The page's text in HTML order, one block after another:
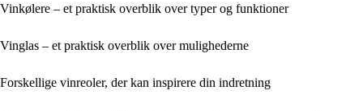
Vinkølere – et praktisk overblik over typer og funktioner
Vinglas – et praktisk overblik over mulighederne
Forskellige vinreoler, der kan inspirere din indretning